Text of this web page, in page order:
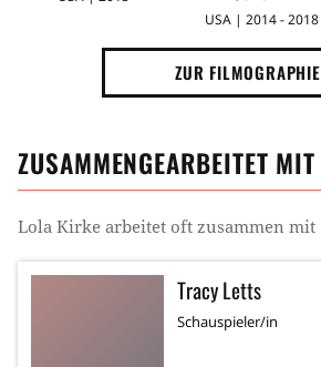
USA | 2014 - 2018
ZUR FILMOGRAPHIE
ZUSAMMENGEARBEITET MIT
Lola Kirke arbeitet oft zusammen mit
Tracy Letts
Schauspieler/in